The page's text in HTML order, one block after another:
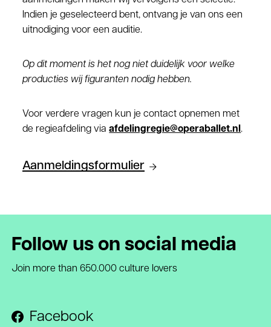
Indien je geselecteerd bent, ontvang je van ons een
uitnodiging voor een auditie.
Op dit moment is het nog niet duidelijk voor welke
producties wij figuranten nodig hebben.
Voor verdere vragen kun je contact opnemen met
de regieafdeling viaafdelingregie@operaballet.nl.
Aanmeldingsformulier
Follow us on social media
Join more than 650.000 culture lovers
Facebook